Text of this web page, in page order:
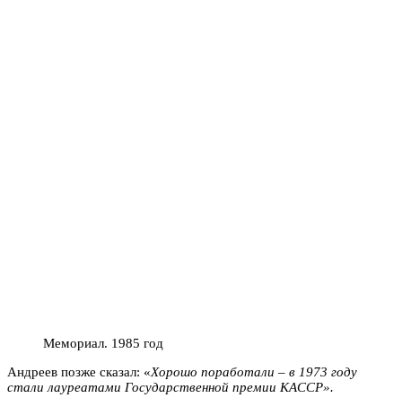
Мемориал. 1985 год
Андреев позже сказал: «Хорошо поработали – в 1973 году
стали лауреатами Государственной премии КАССР».